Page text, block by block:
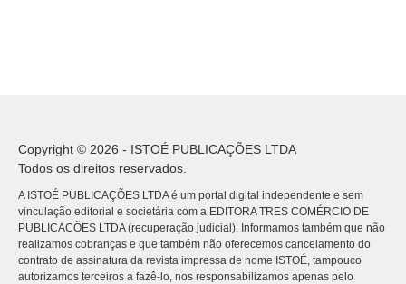
Copyright © 2026 - ISTOÉ PUBLICAÇÕES LTDA
Todos os direitos reservados.
A ISTOÉ PUBLICAÇÕES LTDA é um portal digital independente e sem
vinculação editorial e societária com a EDITORA TRES COMÉRCIO DE
PUBLICACÕES LTDA (recuperação judicial). Informamos também que não
realizamos cobranças e que também não oferecemos cancelamento do
contrato de assinatura da revista impressa de nome ISTOÉ, tampouco
autorizamos terceiros a fazê-lo, nos responsabilizamos apenas pelo